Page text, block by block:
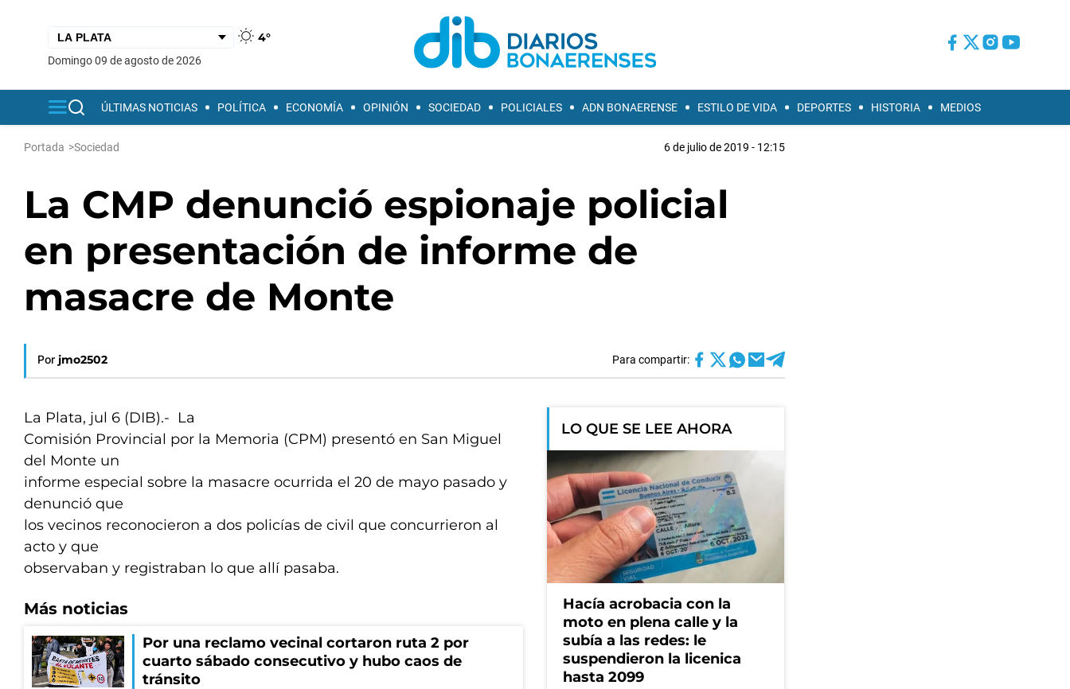
4°
domingo 09 de agosto de 2026
ÚLTIMAS NOTICIAS POLÍTICA ECONOMÍA OPINIÓN SOCIEDAD POLICIALES ADN BONAERENSE ESTILO DE VIDA DEPORTES HISTORIA MEDIOS
Portada >Sociedad 6 de julio de 2019 - 12:15
La CMP denunció espionaje policial
en presentación de informe de
masacre de Monte
Por jmo2502 Para compartir:
La Plata, jul 6 (DIB).- La
Comisión Provincial por la Memoria (CPM) presentó en San Miguel
del Monte un
informe especial sobre la masacre ocurrida el 20 de mayo pasado y
denunció que
los vecinos reconocieron a dos policías de civil que concurrieron al
acto y que
observaban y registraban lo que allí pasaba.
Más noticias
Por una reclamo vecinal cortaron ruta 2 por
cuarto sábado consecutivo y hubo caos de
tránsito
LO QUE SE LEE AHORA
Hacía acrobacia con la
moto en plena calle y la
subía a las redes: le
suspendieron la licenica
hasta 2099